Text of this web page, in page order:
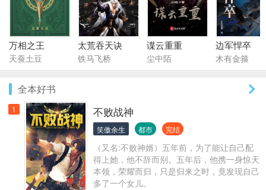
万相之王
天蚕土豆
太荒吞天诀
铁马飞桥
谍云重重
尘中陌
边军悍卒
木有金箍
全本好书
1 不败战神
笑傲余生 都市 完结
（又名:不败神婿）五年前，为了能让自己配
得上她，他不辞而别。五年后，他携一身惊天
本领，荣耀而归，只是归来之时，竟发现自己
多了一个女儿。